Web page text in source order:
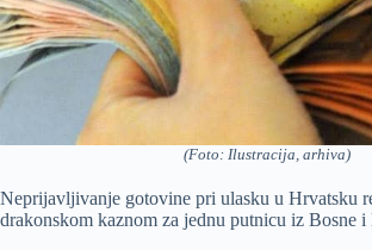
(Foto: Ilustracija, arhiva)
Neprijavljivanje gotovine pri ulasku u Hrvatsku
drakonskom kaznom za jednu putnicu iz Bosne i